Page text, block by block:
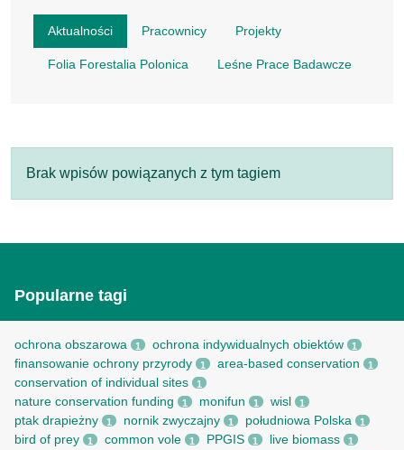
Aktualności Pracownicy Projekty
Folia Forestalia Polonica Leśne Prace Badawcze
Brak wpisów powiązanych z tym tagiem
Popularne tagi
ochrona obszarowa 1 ochrona indywidualnych obiektów 1
finansowanie ochrony przyrody 1 area-based conservation 1
conservation of individual sites 1
nature conservation funding 1 monifun 1 wisl 1
ptak drapieżny 1 nornik zwyczajny 1 południowa Polska 1
bird of prey 1 common vole 1 PPGIS 1 live biomass 1